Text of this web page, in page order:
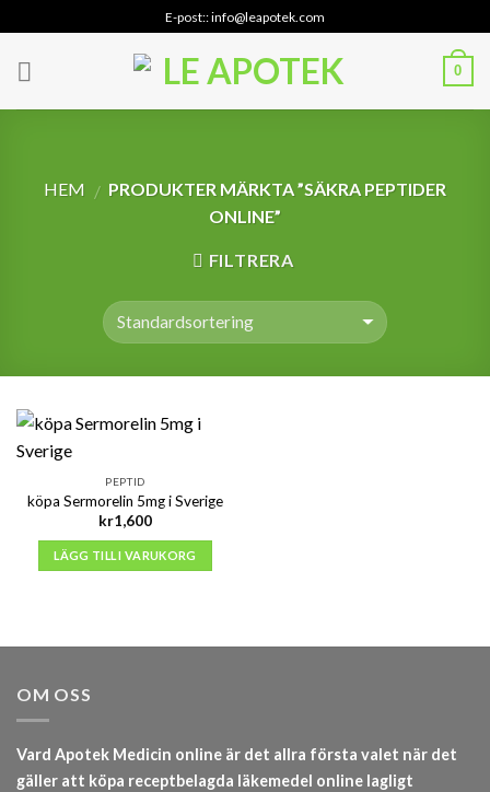
to
content
E-post:: info@leapotek.com
0
HEM / PRODUKTER MÄRKTA ”SÄKRA PEPTIDER
ONLINE”
FILTRERA
PEPTID
köpa Sermorelin 5mg i Sverige
kr1,600
LÄGG TILL I VARUKORG
OM OSS
Vard Apotek Medicin online är det allra första valet när det
gäller att köpa receptbelagda läkemedel online lagligt